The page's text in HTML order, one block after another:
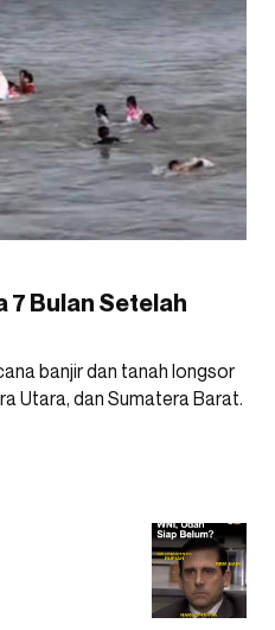
7 Bulan Setelah
banjir dan tanah longsor
Utara, dan Sumatera Barat.